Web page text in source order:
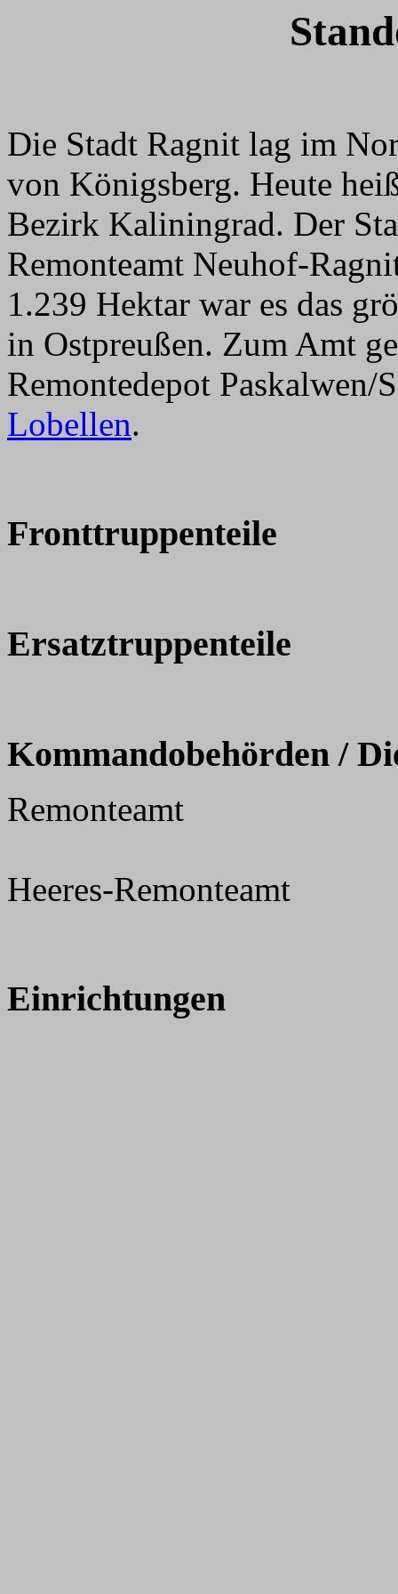
Die Stadt Ragnit lag im
von Königsberg. Heute
Bezirk Kaliningrad. Der
Remonteamt Neuhof-
1.239 Hektar war es das
in Ostpreußen. Zum Amt
Remontedepot Paskalwen/
Lobellen.
Fronttruppenteile
Ersatztruppenteile
Kommandobehörden /
Remonteamt
Heeres-Remonteamt
Einrichtungen